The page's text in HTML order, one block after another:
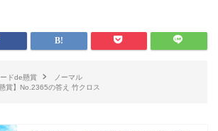
ドde懸賞
ノーマル
賞】No.2365の答え 竹クロス